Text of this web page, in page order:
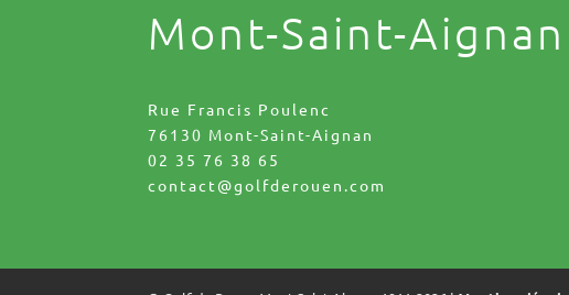
Mont-Saint-Aignan
Rue Francis Poulenc
76130 Mont-Saint-Aignan
02 35 76 38 65
contact@golfderouen.com